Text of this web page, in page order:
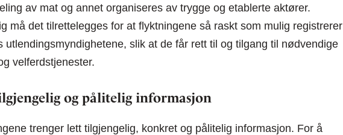
av mat og annet organiseres av trygge og etablerte aktører.
må det tilrettelegges for at flyktningene så raskt som mulig registrerer
utlendingsmyndighetene, slik at de får rett til og tilgang til nødvendige
velferdstjenester.
og pålitelig informasjon
trenger lett tilgjengelig, konkret og pålitelig informasjon. For å